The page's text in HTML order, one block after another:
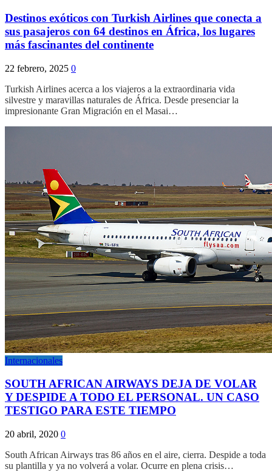
Destinos exóticos con Turkish Airlines que conecta a
sus pasajeros con 64 destinos en África, los lugares
más fascinantes del continente
22 febrero, 2025 0
Turkish Airlines acerca a los viajeros a la extraordinaria vida
silvestre y maravillas naturales de África. Desde presenciar la
impresionante Gran Migración en el Masai…
Internacionales
SOUTH AFRICAN AIRWAYS DEJA DE VOLAR
Y DESPIDE A TODO EL PERSONAL. UN CASO
TESTIGO PARA ESTE TIEMPO
20 abril, 2020 0
South African Airways tras 86 años en el aire, cierra. Despide a toda
su plantilla y ya no volverá a volar. Ocurre en plena crisis…